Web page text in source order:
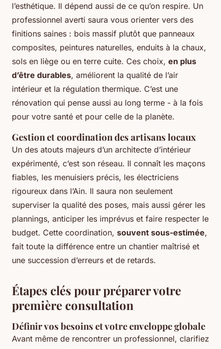
l’esthétique. Il dépend aussi de ce qu’on respire. Un
professionnel averti saura vous orienter vers des
finitions saines : bois massif plutôt que panneaux
composites, peintures naturelles, enduits à la chaux,
sols en liège ou en terre cuite. Ces choix, en plus
d’être durables, améliorent la qualité de l’air
intérieur et la régulation thermique. C’est une
rénovation qui pense aussi au long terme - à la fois
pour votre santé et pour celle de la planète.
Gestion et coordination des artisans locaux
Un des atouts majeurs d’un architecte d’intérieur
expérimenté, c’est son réseau. Il connaît les maçons
fiables, les menuisiers précis, les électriciens
rigoureux dans l’Ain. Il saura non seulement
superviser la qualité des poses, mais aussi gérer les
plannings, anticiper les imprévus et faire respecter le
budget. Cette coordination, souvent sous-estimée,
fait toute la différence entre un chantier maîtrisé et
une succession d’erreurs et de retards.
Étapes clés pour préparer votre
première consultation
Définir vos besoins et votre enveloppe globale
Avant même de rencontrer un professionnel, clarifiez